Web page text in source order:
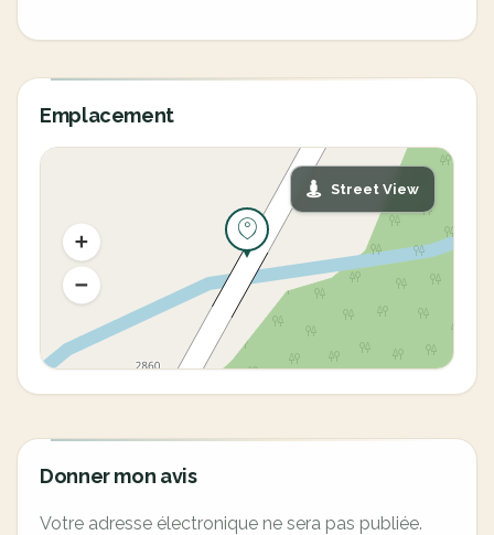
Emplacement
Street View
Donner mon avis
Votre adresse électronique ne sera pas publiée.